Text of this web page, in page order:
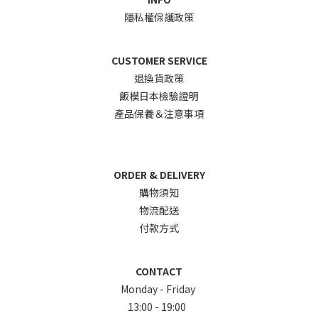
隱私權保護政策
CUSTOMER SERVICE
退換貨政策
飯模日本檢驗證明
產品保養＆注意事項
ORDER & DELIVERY
購物須知
物流配送
付款方式
CONTACT
Monday - Friday
13:00 - 19:00